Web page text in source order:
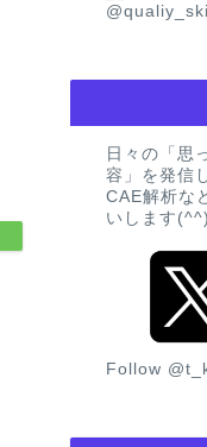
日々の「思
容」を発信
CAE解析な
いします
Follow